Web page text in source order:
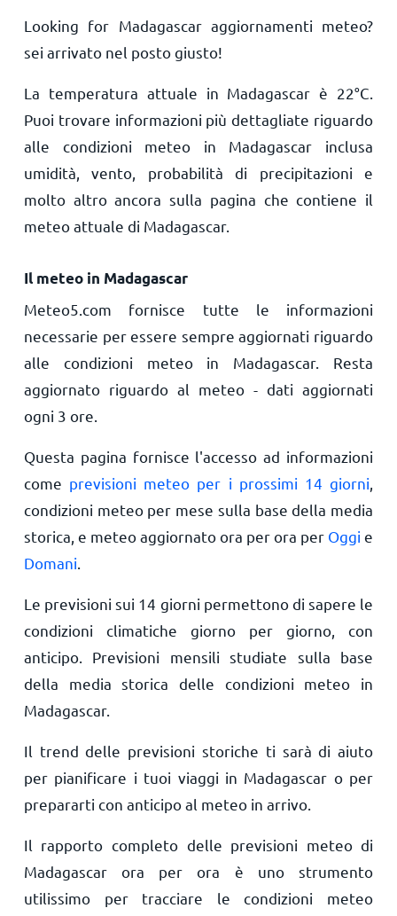
Looking for Madagascar aggiornamenti meteo?
sei arrivato nel posto giusto!
La temperatura attuale in Madagascar è 22°C
Puoi trovare informazioni più dettagliate riguardo
alle condizioni meteo in Madagascar inclusa
umidità, vento, probabilità di precipitazioni e
molto altro ancora sulla pagina che contiene il
meteo attuale di Madagascar.
Il meteo in Madagascar
Meteo5.com fornisce tutte le informazioni
necessarie per essere sempre aggiornati riguardo
alle condizioni meteo in Madagascar. Resta
aggiornato riguardo al meteo - dati aggiornati
ogni 3 ore.
Questa pagina fornisce l'accesso ad informazioni
come previsioni meteo per i prossimi 14 giorni
condizioni meteo per mese sulla base della media
storica, e meteo aggiornato ora per ora per Oggi e
Domani
Le previsioni sui 14 giorni permettono di sapere le
condizioni climatiche giorno per giorno, con
anticipo. Previsioni mensili studiate sulla base
della media storica delle condizioni meteo in
Madagascar.
Il trend delle previsioni storiche ti sarà di aiuto
per pianificare i tuoi viaggi in Madagascar o per
prepararti con anticipo al meteo in arrivo.
Il rapporto completo delle previsioni meteo di
Madagascar ora per ora è uno strumento
utilissimo per tracciare le condizioni meteo